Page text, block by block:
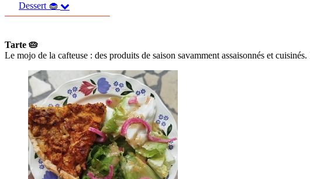
Dessert 🧁
Tarte 🥧
Le mojo de la cafteuse : des produits de saison savamment assaisonnés et